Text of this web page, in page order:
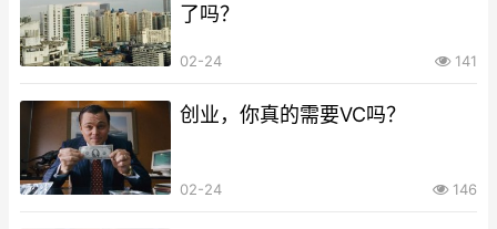
了吗？
02-24 141
创业，你真的需要VC吗？
02-24 146